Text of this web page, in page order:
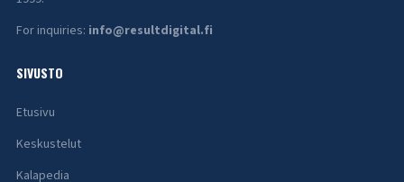
For inquiries: info@resultdigital.fi
SIVUSTO
Etusivu
Keskustelut
Kalapedia